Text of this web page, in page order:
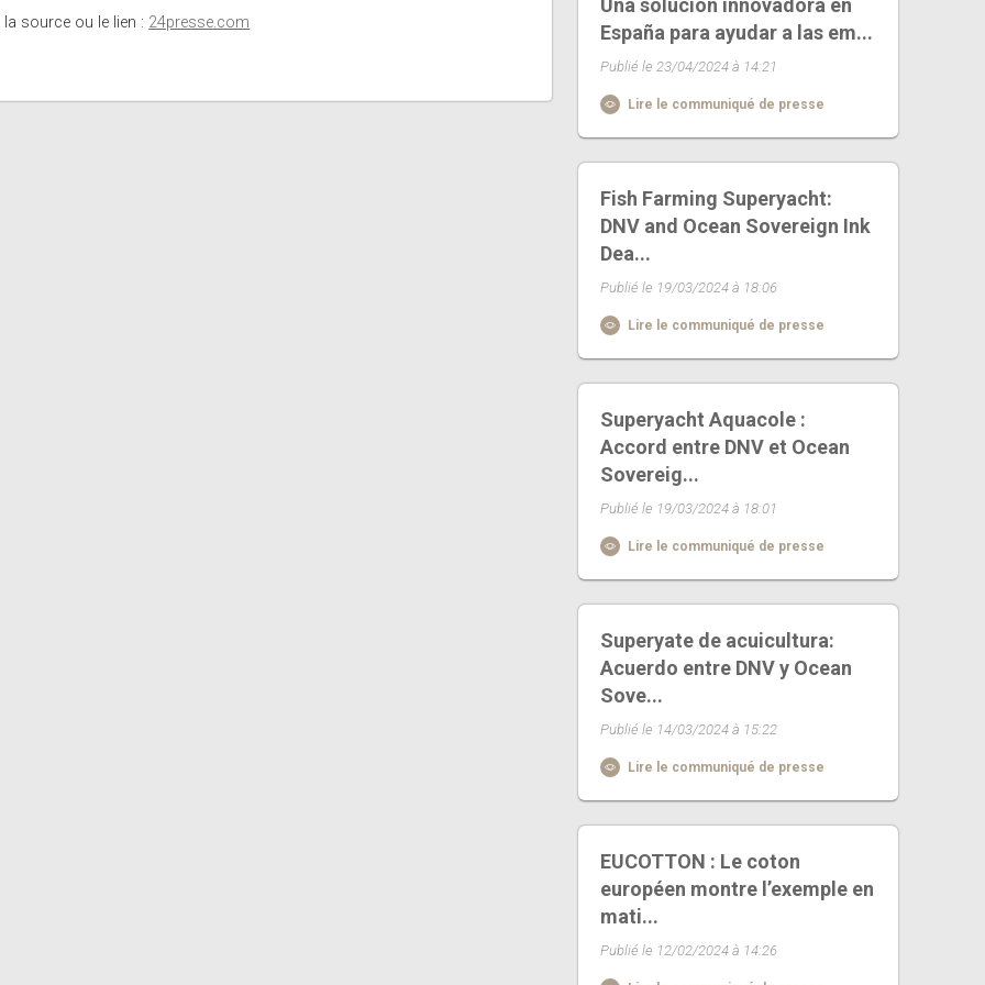
source ou le lien : 24presse.com
Una solución innovadora en
España para ayudar a las em...
Publié le 23/04/2024 à 14:21
Lire le communiqué de presse
Fish Farming Superyacht:
DNV and Ocean Sovereign Ink
Dea...
Publié le 19/03/2024 à 18:06
Lire le communiqué de presse
Superyacht Aquacole :
Accord entre DNV et Ocean
Sovereig...
Publié le 19/03/2024 à 18:01
Lire le communiqué de presse
Superyate de acuicultura:
Acuerdo entre DNV y Ocean
Sove...
Publié le 14/03/2024 à 15:22
Lire le communiqué de presse
EUCOTTON : Le coton
européen montre l’exemple en
mati...
Publié le 12/02/2024 à 14:26